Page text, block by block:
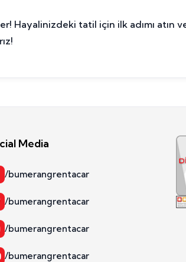
Hayalinizdeki tatil için ilk adımı atın
Media
/bumerangrentacar
/bumerangrentacar
/bumerangrentacar
/bumerangrentacar